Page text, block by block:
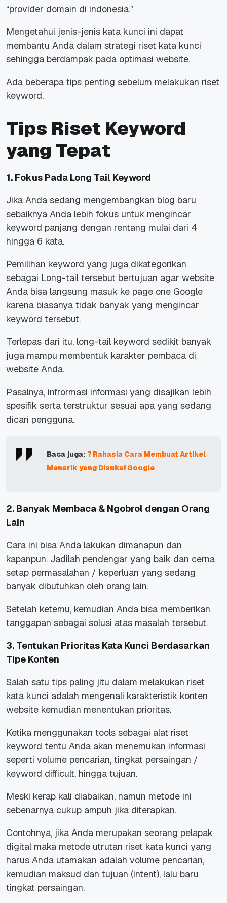
“provider domain di indonesia.”
Mengetahui jenis-jenis kata kunci ini dapat
membantu Anda dalam strategi riset kata kunci
sehingga berdampak pada optimasi website.
Ada beberapa tips penting sebelum melakukan riset
keyword.
Tips Riset Keyword
yang Tepat
1. Fokus Pada Long Tail Keyword
Jika Anda sedang mengembangkan blog baru
sebaiknya Anda lebih fokus untuk mengincar
keyword panjang dengan rentang mulai dari 4
hingga 6 kata.
Pemilihan keyword yang juga dikategorikan
sebagai Long-tail tersebut bertujuan agar website
Anda bisa langsung masuk ke page one Google
karena biasanya tidak banyak yang mengincar
keyword tersebut.
Terlepas dari itu, long-tail keyword sedikit banyak
juga mampu membentuk karakter pembaca di
website Anda.
Pasalnya, infrormasi informasi yang disajikan lebih
spesifik serta terstruktur sesuai apa yang sedang
dicari pengguna.
Baca juga: 7 Rahasia Cara Membuat Artikel
Menarik yang Disukai Google
2. Banyak Membaca & Ngobrol dengan Orang
Lain
Cara ini bisa Anda lakukan dimanapun dan
kapanpun. Jadilah pendengar yang baik dan cerna
setap permasalahan / keperluan yang sedang
banyak dibutuhkan oleh orang lain.
Setelah ketemu, kemudian Anda bisa memberikan
tanggapan sebagai solusi atas masalah tersebut.
3. Tentukan Prioritas Kata Kunci Berdasarkan
Tipe Konten
Salah satu tips paling jitu dalam melakukan riset
kata kunci adalah mengenali karakteristik konten
website kemudian menentukan prioritas.
Ketika menggunakan tools sebagai alat riset
keyword tentu Anda akan menemukan informasi
seperti volume pencarian, tingkat persaingan /
keyword difficult, hingga tujuan.
Meski kerap kali diabaikan, namun metode ini
sebenarnya cukup ampuh jika diterapkan.
Contohnya, jika Anda merupakan seorang pelapak
digital maka metode utrutan riset kata kunci yang
harus Anda utamakan adalah volume pencarian,
kemudian maksud dan tujuan (intent), lalu baru
tingkat persaingan.